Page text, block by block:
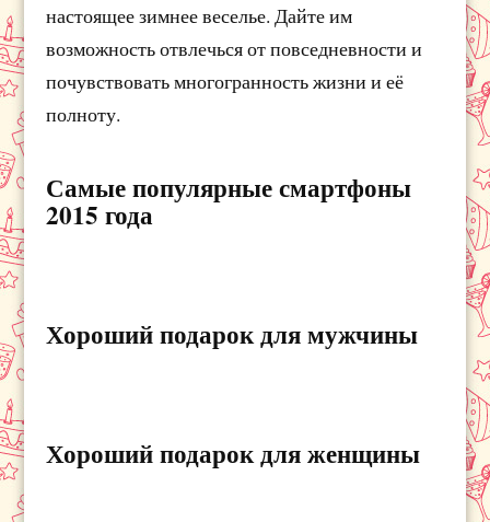
настоящее зимнее веселье. Дайте им
возможность отвлечься от повседневности и
почувствовать многогранность жизни и её
полноту.
Самые популярные смартфоны
2015 года
Хороший подарок для мужчины
Хороший подарок для женщины